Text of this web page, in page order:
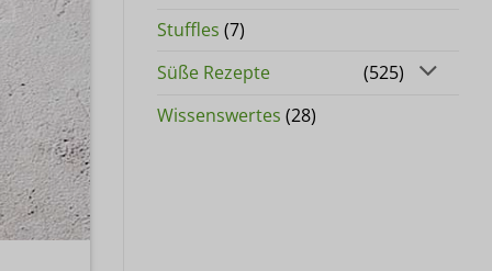
Stuffles (7)
Süße Rezepte
(525)
Wissenswertes (28)